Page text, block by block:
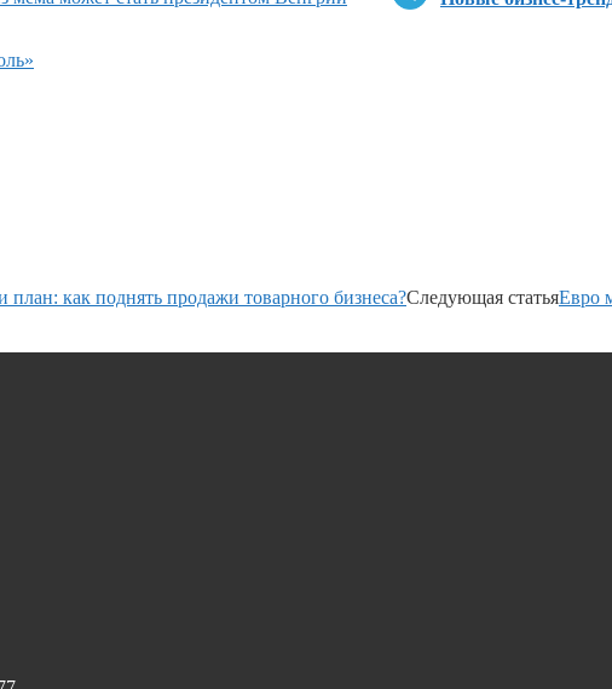
как поднять продажи товарного бизнеса?Следующая статьяЕвро